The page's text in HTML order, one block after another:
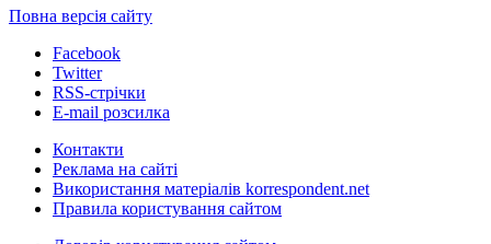
Повна версія сайту
Facebook
Twitter
RSS-стрічки
E-mail розсилка
Контакти
Реклама на сайті
Використання матеріалів korrespondent.net
Правила користування сайтом